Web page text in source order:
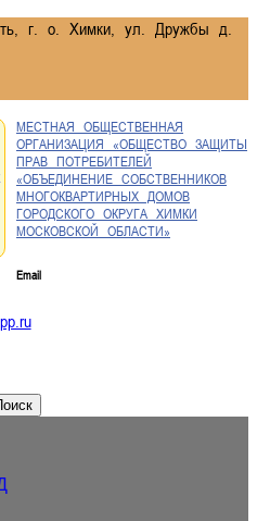
г. о. Химки, ул. Дружбы д.
МЕСТНАЯ ОБЩЕСТВЕННАЯ
ОРГАНИЗАЦИЯ «ОБЩЕСТВО ЗАЩИТЫ
ПРАВ ПОТРЕБИТЕЛЕЙ
«ОБЪЕДИНЕНИЕ СОБСТВЕННИКОВ
МНОГОКВАРТИРНЫХ ДОМОВ
ГОРОДСКОГО ОКРУГА ХИМКИ
МОСКОВСКОЙ ОБЛАСТИ»
Email